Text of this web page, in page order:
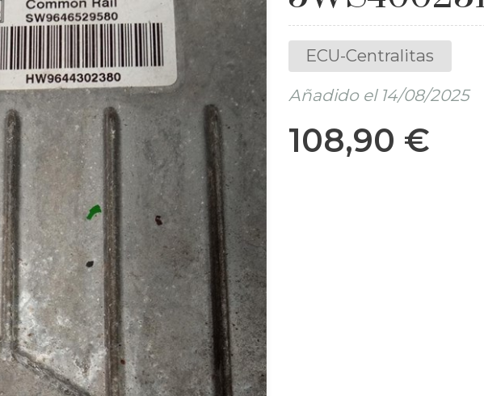
ECU-Centralitas
Añadido el 14/08/2025
108,90 €